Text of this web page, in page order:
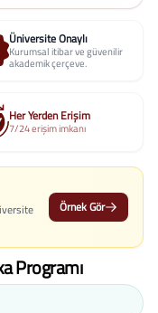
Üniversite Onaylı
Kurumsal itibar ve güvenilir
akademik çerçeve.
Her Yerden Erişim
7/24 erişim imkanı
Örnek Gör
Programı